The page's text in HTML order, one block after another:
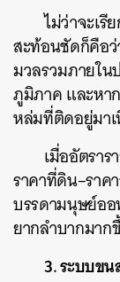
ไม่ว่าจะเรี
สะท้อนชัดก็คือว่
มวลรวมภายใน
ภูมิภาค และหา
หล่มที่ติดอยู่มา
เมื่ออัตรา
ราคาที่ดิน–ราค
บรรดามนุษย์อ
ยากลำบากมาก
3. ระบบขน